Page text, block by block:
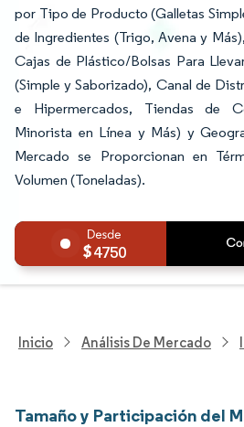
por Tipo de Producto (Galletas
de Ingredientes (Trigo, Avena y
Cajas de Plástico/Bolsas Para
(Simple y Saborizado), Canal de
e Hipermercados, Tiendas de
Minorista en Línea y Más) y
Mercado se Proporcionan en
Volumen (Toneladas).
4750
Inicio Análisis De Mercado
Tamaño y Participación del